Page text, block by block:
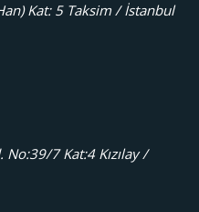
Kat: 5 Taksim / İstanbul
No:39/7 Kat:4 Kızılay /